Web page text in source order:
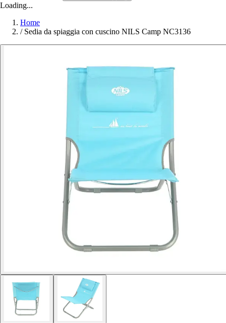
Loading...
Home
/ Sedia da spiaggia con cuscino NILS Camp NC3136